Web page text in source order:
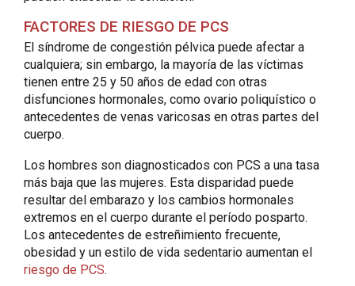
FACTORES DE RIESGO DE PCS
El síndrome de congestión pélvica puede afectar a
cualquiera; sin embargo, la mayoría de las víctimas
tienen entre 25 y 50 años de edad con otras
disfunciones hormonales, como ovario poliquístico o
antecedentes de venas varicosas en otras partes del
cuerpo.
Los hombres son diagnosticados con PCS a una tasa
más baja que las mujeres. Esta disparidad puede
resultar del embarazo y los cambios hormonales
extremos en el cuerpo durante el período posparto.
Los antecedentes de estreñimiento frecuente,
obesidad y un estilo de vida sedentario aumentan el
riesgo de PCS.